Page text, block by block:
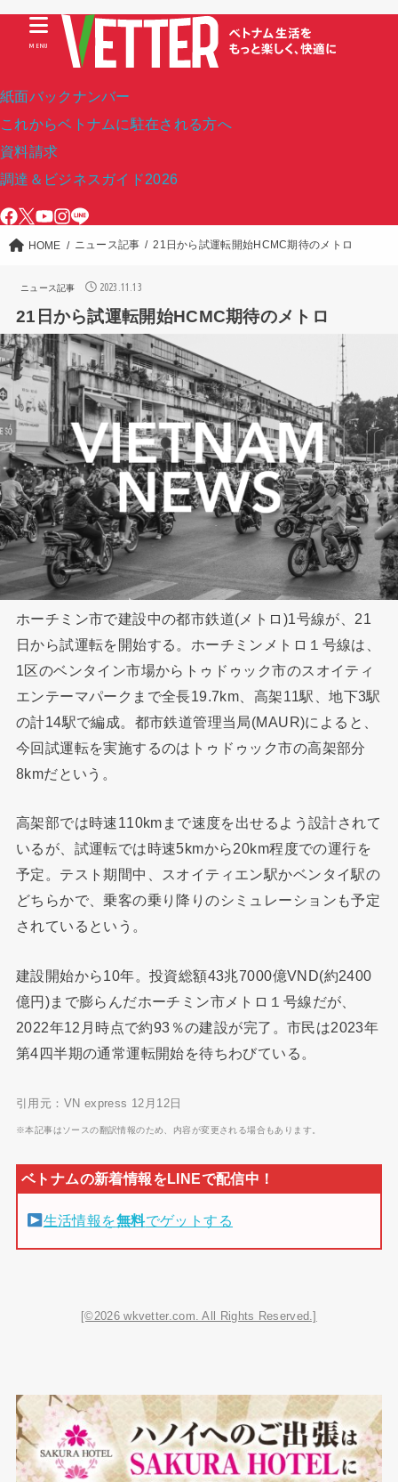
紙面バックナンバー
これからベトナムに駐在される方へ
資料請求
調達＆ビジネスガイド2026
MENU
HOME ニュース記事 21日から試運転開始HCMC期待のメトロ
ニュース記事 2023.11.13
21日から試運転開始HCMC期待のメトロ
ホーチミン市で建設中の都市鉄道(メトロ)1号線が、21
日から試運転を開始する。ホーチミンメトロ１号線は、
1区のベンタイン市場からトゥドゥック市のスオイティ
エンテーマパークまで全長19.7km、高架11駅、地下3駅
の計14駅で編成。都市鉄道管理当局(MAUR)によると、
今回試運転を実施するのはトゥドゥック市の高架部分
8kmだという。
高架部では時速110kmまで速度を出せるよう設計されて
いるが、試運転では時速5kmから20km程度での運行を
予定。テスト期間中、スオイティエン駅かベンタイ駅の
どちらかで、乗客の乗り降りのシミュレーションも予定
されているという。
建設開始から10年。投資総額43兆7000億VND(約2400
億円)まで膨らんだホーチミン市メトロ１号線だが、
2022年12月時点で約93％の建設が完了。市民は2023年
第4四半期の通常運転開始を待ちわびている。
引用元：VN express 12月12日
※本記事はソースの翻訳情報のため、内容が変更される場合もあります。
生活情報を無料でゲットする
[©2026 wkvetter.com. All Rights Reserved.]